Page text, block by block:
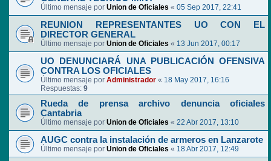
Último mensaje por Union de Oficiales « 05 Sep 2017, 22:41
REUNION REPRESENTANTES UO CON EL
DIRECTOR GENERAL
Último mensaje por Union de Oficiales « 13 Jun 2017, 00:17
UO DENUNCIARÁ UNA PUBLICACIÓN OFENSIVA
CONTRA LOS OFICIALES
Último mensaje por Administrador « 18 May 2017, 16:16
Respuestas: 9
Rueda de prensa archivo denuncia oficiales
Cantabria
Último mensaje por Union de Oficiales « 22 Abr 2017, 13:10
AUGC contra la instalación de armeros en Lanzarote
Último mensaje por Union de Oficiales « 18 Abr 2017, 12:49